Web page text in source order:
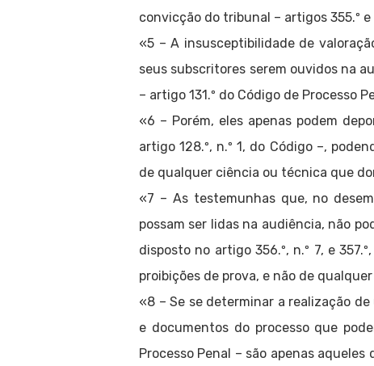
convicção do tribunal – artigos 355.º e
«5 – A insusceptibilidade de
seus subscritores serem ouvidos na
– artigo 131.º do Código de Processo
«6 – Porém, eles apenas podem
artigo 128.º, n.º 1, do Código –,
de qualquer ciência ou técnica que
«7 – As testemunhas que, no
possam ser lidas na audiência, não
disposto no artigo 356.º, n.º 7, e
proibições de prova, e não de
«8 – Se se determinar a realização
e documentos do processo que
Processo Penal – são apenas